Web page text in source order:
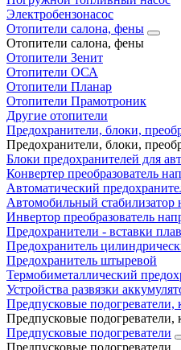
Электробензонасос
Отопители салона, фены
Отопители салона, фены
Отопители Зенит
Отопители ОСА
Отопители Планар
Отопители Прамотроник
Другие отопители
Предохранители, блоки,
Предохранители, блоки,
Блоки предохранителей для
Конвертер преобразователь
Автоматический
Автомобильный стабилизатор
Инвертор преобразователь
Предохранители - вставки
Предохранитель
Предохранитель штыревой
Термобиметаллический
Устройства развязки
Предпусковые
Предпусковые
Предпусковые подогреватели